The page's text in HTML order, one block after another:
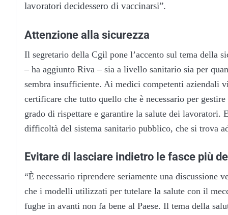
lavoratori decidessero di vaccinarsi”.
Attenzione alla sicurezza
Il segretario della Cgil pone l’accento sul tema della
– ha aggiunto Riva – sia a livello sanitario sia per
sembra insufficiente. Ai medici competenti aziendali
certificare che tutto quello che è necessario per
grado di rispettare e garantire la salute dei lavoratori.
difficoltà del sistema sanitario pubblico, che si trova
Evitare di lasciare indietro le fasce più
“È necessario riprendere seriamente una discussione
che i modelli utilizzati per tutelare la salute con il
fughe in avanti non fa bene al Paese. Il tema della